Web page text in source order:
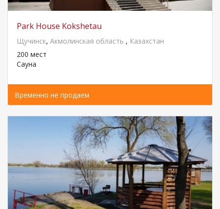
Park House Kokshetau
Щучинск, Акмолинская область , Казахстан
200 мест
Сауна
Временно не продаем